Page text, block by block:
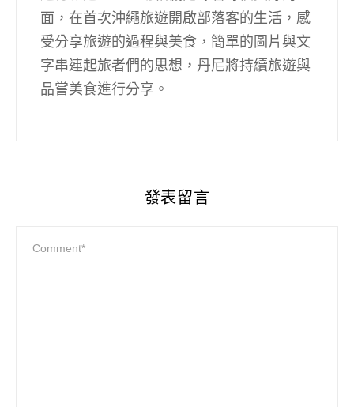
面，在首次沖繩旅遊開啟部落客的生活，感
受分享旅遊的過程與美食，簡單的圖片與文
字串連起旅者們的思想，丹尼將持續旅遊與
品嘗美食進行分享。
發表留言